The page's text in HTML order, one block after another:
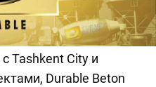
Tashkent City и
Durable Beton